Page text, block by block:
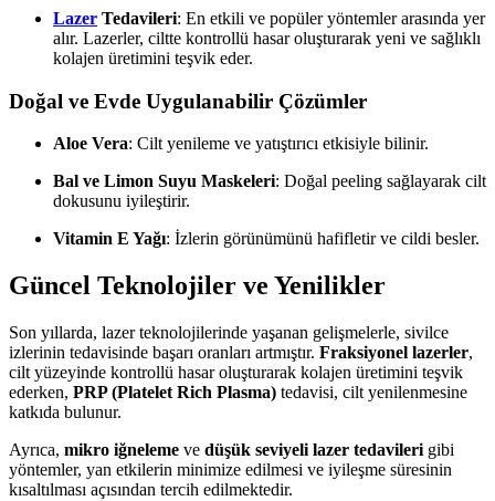
Lazer Tedavileri: En etkili ve popüler yöntemler arasında yer
alır. Lazerler, ciltte kontrollü hasar oluşturarak yeni ve sağlıklı
kolajen üretimini teşvik eder.
Doğal ve Evde Uygulanabilir Çözümler
Aloe Vera: Cilt yenileme ve yatıştırıcı etkisiyle bilinir.
Bal ve Limon Suyu Maskeleri: Doğal peeling sağlayarak cilt
dokusunu iyileştirir.
Vitamin E Yağı: İzlerin görünümünü hafifletir ve cildi besler.
Güncel Teknolojiler ve Yenilikler
Son yıllarda, lazer teknolojilerinde yaşanan gelişmelerle, sivilce
izlerinin tedavisinde başarı oranları artmıştır. Fraksiyonel lazerler,
cilt yüzeyinde kontrollü hasar oluşturarak kolajen üretimini teşvik
ederken, PRP (Platelet Rich Plasma) tedavisi, cilt yenilenmesine
katkıda bulunur.
Ayrıca, mikro iğneleme ve düşük seviyeli lazer tedavileri gibi
yöntemler, yan etkilerin minimize edilmesi ve iyileşme süresinin
kısaltılması açısından tercih edilmektedir.